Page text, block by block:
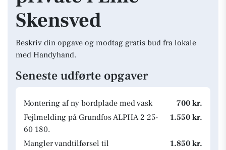
Skensved
Beskriv din opgave og modtag gratis bud fra lokale
med Handyhand.
Seneste udførte opgaver
Montering af ny bordplade med vask
700 kr.
Fejlmelding på Grundfos ALPHA 2 25-
60 180.
1.550 kr.
Mangler vandtilførsel til
1.850 kr.